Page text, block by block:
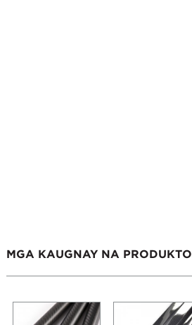
MGA KAUGNAY NA PRODUKTO